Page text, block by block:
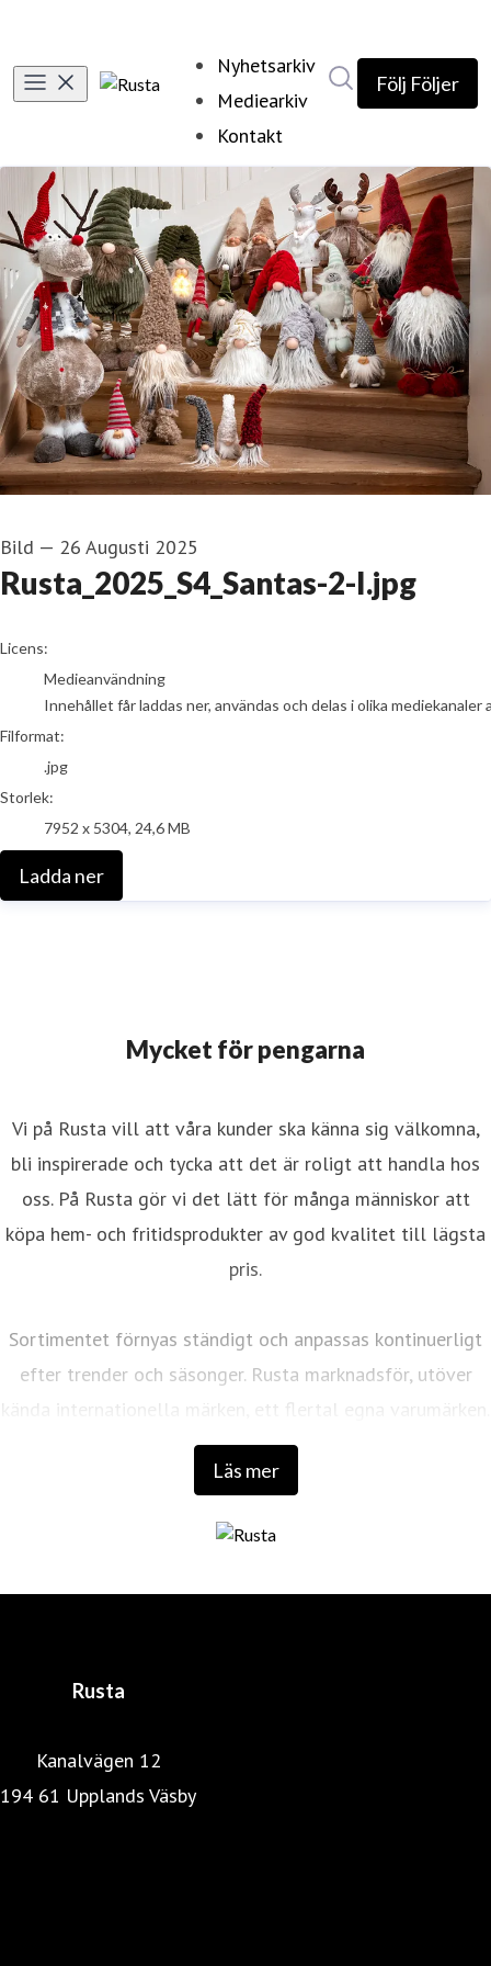
Nyhetsarkiv
Mediearkiv
Kontakt
Följ Följer
Bild — 26 Augusti 2025
Rusta_2025_S4_Santas-2-I.jpg
go to media item
Licens:
Medieanvändning
Innehållet får laddas ner, användas och delas i olika
Filformat:
.jpg
Storlek:
7952 x 5304, 24,6 MB
Ladda ner
Mycket för pengarna
Läs mer
Vi på Rusta vill att våra kunder ska känna sig välkomna,
bli inspirerade och tycka att det är roligt att handla hos
oss. På Rusta gör vi det lätt för många människor att
köpa hem- och fritidsprodukter av god kvalitet till lägsta
pris.
Sortimentet förnyas ständigt och anpassas kontinuerligt
efter trender och säsonger. Rusta marknadsför, utöver
kända internationella märken, ett flertal egna varumärken.
Det första varuhuset öppnades 1986 av entreprenörerna
fortfarande är företagets huvudägare. De har båda en
Rusta
Kanalvägen 12
194 61 Upplands Väsby